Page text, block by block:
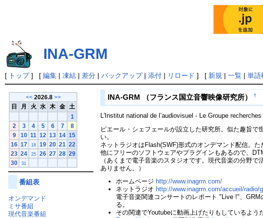
INA-GRM
[ トップ] [ 編集 | 凍結 | 差分 | バックアップ| 添付 | リロード ] [ 新規 | 一覧 | 単語
<< 2026.8 >>
日
月 火 水 木 金
土
1
2
3 4 5 6 7
8
9
10 11 12 13 14 15
16 17 18 19 20 21 22
23 24 25 26 27 28 29
30
31
番組表
オンデマンド
ミサ番組
現代音楽番組
INA-GRM （フランス国立音響映像研究所）†
L'Institut national de l’audiovisuel - Le Groupe
ピエール・シェフェールが設立した研究所。似た趣旨
い。
ネットラジオはFlash(SWF)形式のオンデマンド配信。
他にフリーのソフトウェアやプラグインもあるので、
（あくまで電子音楽のスタジオです。現代音楽の分野
ありません。）
ホームページ http://www.inagrm.com/
ネットラジオ http://www.inagrm.com/accueil/radio/
電子音楽関連コンサートのレポート "Live !"、
る。
その関連でYoutubeに動画上げたりもしているよう